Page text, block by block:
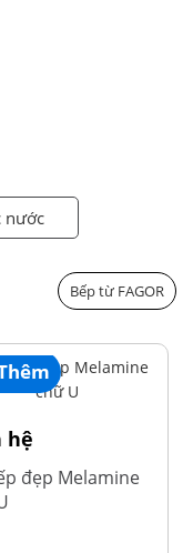
nước
Bếp từ FAGOR
hệ
đẹp Melamine